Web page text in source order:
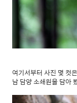
여기서부터 사진 몇 컷
남 담양 소쇄원을 담아